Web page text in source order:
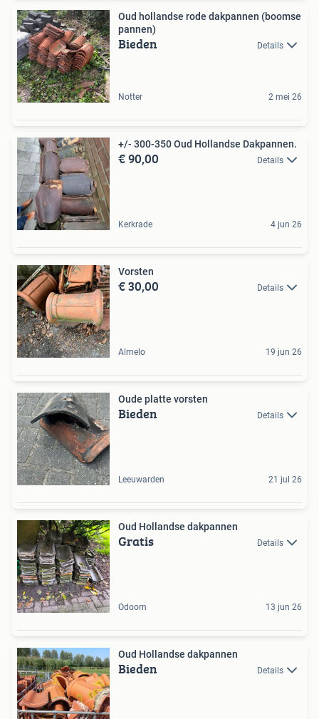
Oud hollandse rode dakpannen (boomse
pannen)
Bieden Details
Notter 2 mei 26
+/- 300-350 Oud Hollandse Dakpannen.
€ 90,00 Details
Kerkrade 4 jun 26
Vorsten
€ 30,00 Details
Almelo 19 jun 26
Oude platte vorsten
Bieden Details
Leeuwarden 21 jul 26
Oud Hollandse dakpannen
Gratis Details
Odoorn 13 jun 26
Oud Hollandse dakpannen
Bieden Details